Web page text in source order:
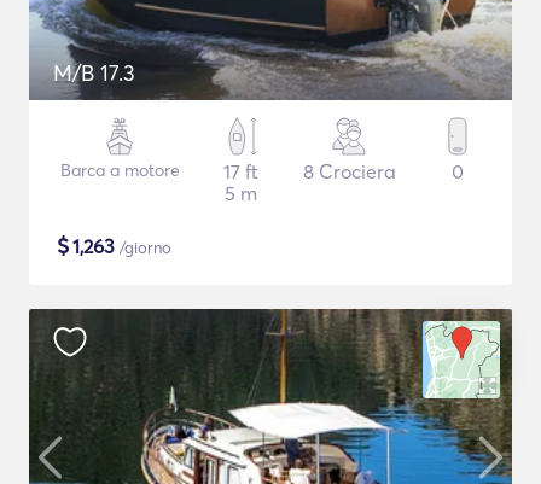
M/B 17.3
Barca a motore
17 ft
5 m
8 Crociera 0
$1,263 /giorno